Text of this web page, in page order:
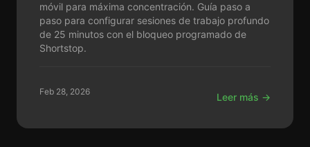
móvil para máxima concentración. Guía paso a
paso para configurar sesiones de trabajo profundo
de 25 minutos con el bloqueo programado de
Shortstop.
Feb 28, 2026 Leer más →